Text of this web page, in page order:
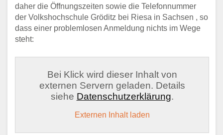
daher die Öffnungszeiten sowie die Telefonnummer
der Volkshochschule Gröditz bei Riesa in Sachsen , so
dass einer problemlosen Anmeldung nichts im Wege
steht:
Bei Klick wird dieser Inhalt von
externen Servern geladen. Details
siehe Datenschutzerklärung.
Externen Inhalt laden